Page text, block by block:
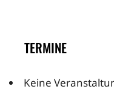
TERMINE
Keine